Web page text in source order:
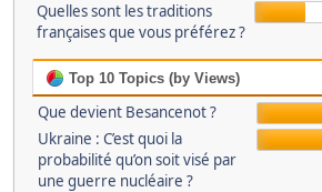
Quelles sont les traditions
françaises que vous préférez ?
Top 10 Topics (by Views)
Que devient Besancenot ?
Ukraine : C’est quoi la
probabilité qu’on soit visé par
une guerre nucléaire ?